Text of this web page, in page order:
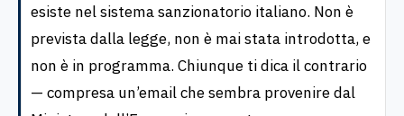
esiste nel sistema sanzionatorio italiano. Non è
prevista dalla legge, non è mai stata introdotta, e
non è in programma. Chiunque ti dica il contrario
— compresa un’email che sembra provenire dal